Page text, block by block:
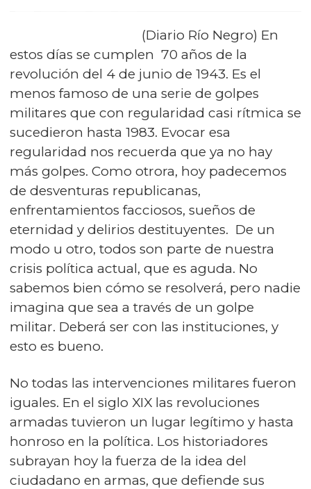
(Diario Río Negro) En
estos días se cumplen 70 años de la
revolución del 4 de junio de 1943. Es el
menos famoso de una serie de golpes
militares que con regularidad casi rítmica se
sucedieron hasta 1983. Evocar esa
regularidad nos recuerda que ya no hay
más golpes. Como otrora, hoy padecemos
de desventuras republicanas,
enfrentamientos facciosos, sueños de
eternidad y delirios destituyentes. De un
modo u otro, todos son parte de nuestra
crisis política actual, que es aguda. No
sabemos bien cómo se resolverá, pero nadie
imagina que sea a través de un golpe
militar. Deberá ser con las instituciones, y
esto es bueno.
No todas las intervenciones militares fueron
iguales. En el siglo XIX las revoluciones
armadas tuvieron un lugar legítimo y hasta
honroso en la política. Los historiadores
subrayan hoy la fuerza de la idea del
ciudadano en armas, que defiende sus